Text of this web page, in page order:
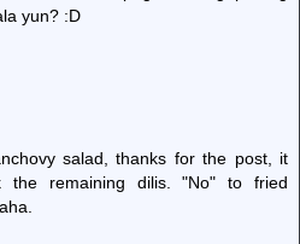
yun? :D
salad, thanks for the post, it
the remaining dilis. "No" to fried